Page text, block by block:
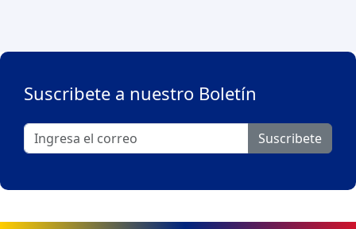
Suscribete a nuestro Boletín
Suscribete